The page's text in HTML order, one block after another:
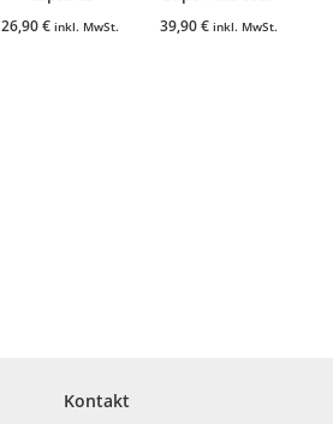
26,90€ inkl. MwSt. 39,90€ inkl. MwSt.
Kontakt